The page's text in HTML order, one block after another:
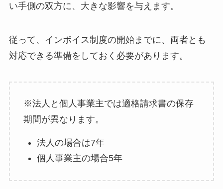
い手側の双方に、大きな影響を与えます。
従って、インボイス制度の開始までに、両者とも
対応できる準備をしておく必要があります。
※法人と個人事業主では適格請求書の保存
期間が異なります。
法人の場合は7年
個人事業主の場合5年